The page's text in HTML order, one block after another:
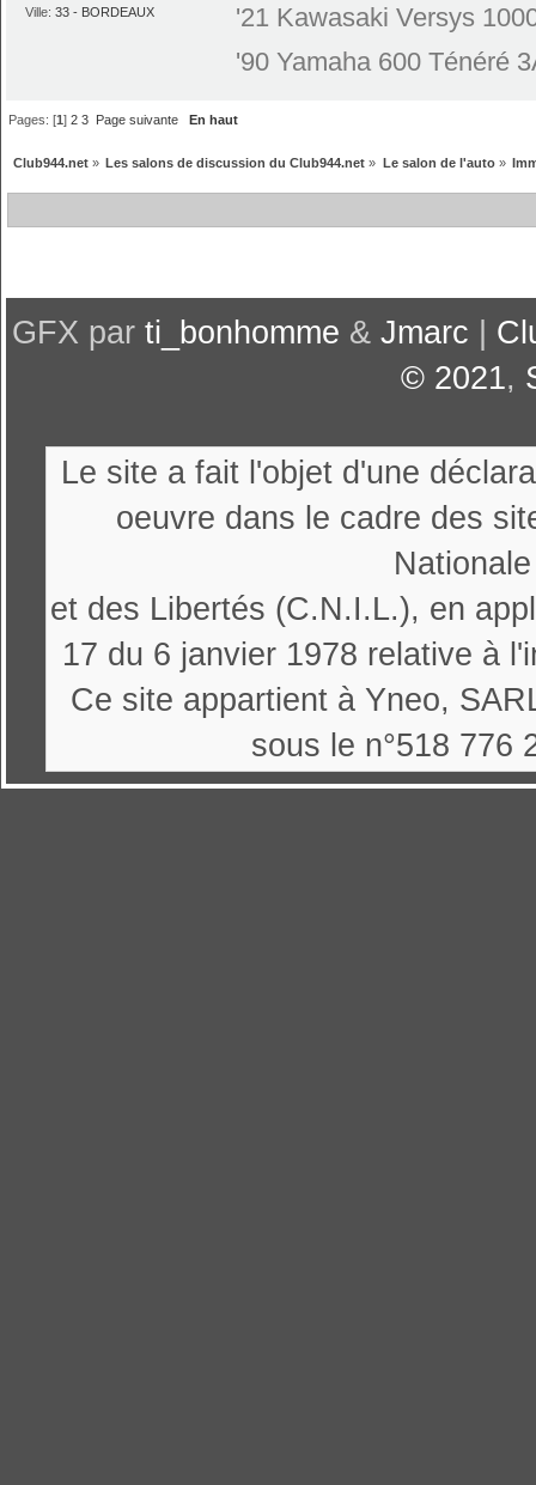
Ville:33 - BORDEAUX
'21 Kawasaki Versys
'90 Yamaha 600 Ténéré
Pages: [1]2 3 Page suivante En haut
Club944.net» Les salons de discussion du Club944.net » Le salon de l'auto»
GFX par ti_bonhomme & Jmarc
© 2021,
Le site a fait l'objet d'une
oeuvre dans le cadre des
et des Libertés (C.N.I.L.), en
17 du 6 janvier 1978 relative à
Ce site appartient à Yneo,
sous le n°518 776